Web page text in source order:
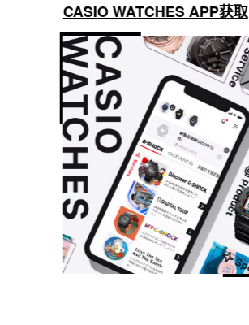
CASIO WATCHES APP获取